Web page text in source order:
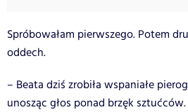
Spróbowałam pierwszego. Potem
oddech.
– Beata dziś zrobiła wspaniałe
unosząc głos ponad brzęk